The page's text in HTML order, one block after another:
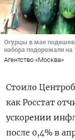
Огурцы в мае
набора подорожали на
Агентство «Москва»
Стоило
как Росстат
ускорении
после 0,4% в